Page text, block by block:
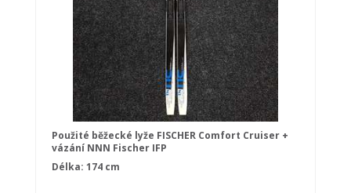
Použité běžecké lyže FISCHER Comfort Cruiser +
vázání NNN Fischer IFP
Délka: 174 cm